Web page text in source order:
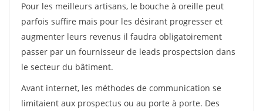
Pour les meilleurs artisans, le bouche à oreille peut
parfois suffire mais pour les désirant progresser et
augmenter leurs revenus il faudra obligatoirement
passer par un fournisseur de leads prospectsion dans
le secteur du bâtiment.
Avant internet, les méthodes de communication se
limitaient aux prospectus ou au porte à porte. Des